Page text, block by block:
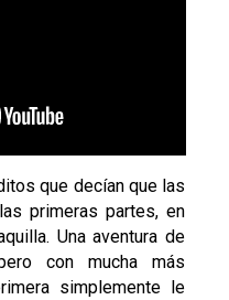
que decían que las
primeras partes, en
Una aventura de
con mucha más
simplemente le